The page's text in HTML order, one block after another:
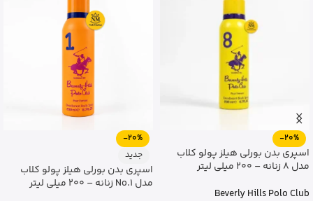
-20%
اسپری بدن بورلی هیلز پولو کلاب
مدل 8 زنانه – 200 میلی لیتر
Beverly Hills Polo Club
-20%
جدید
اسپری بدن بورلی هیلز پولو کلاب
مدل No.1 زنانه – 200 میلی لیتر